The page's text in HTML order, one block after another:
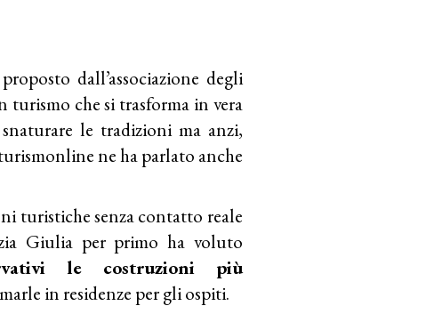
dall’associazione degli
turismo che si trasforma in vera
le tradizioni ma anzi,
ne ha parlato anche
turistiche senza contatto reale
Giulia per primo ha voluto
le costruzioni più
in residenze per gli ospiti.